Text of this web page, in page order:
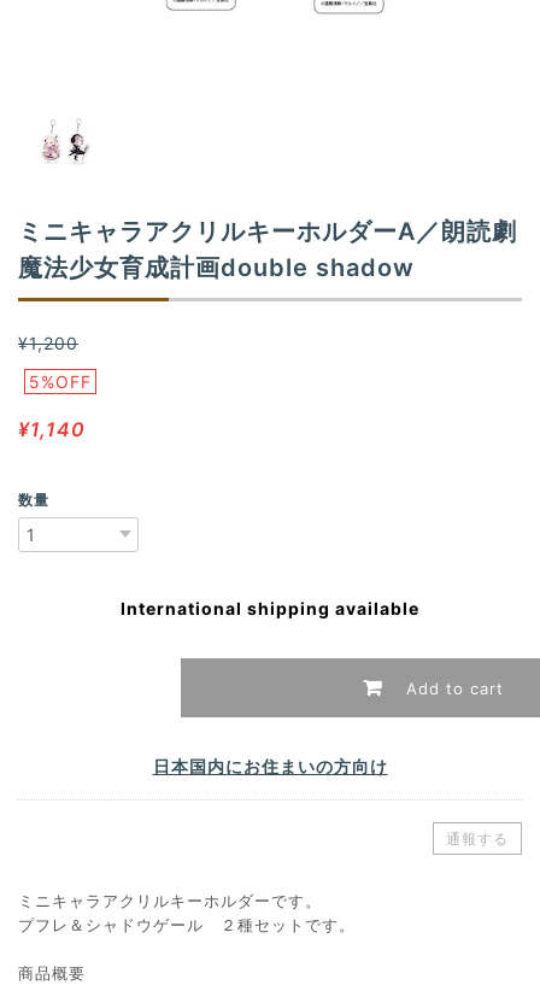
ミニキャラアクリルキーホルダーA／朗読劇
魔法少女育成計画double shadow
¥1,200
5%OFF
¥1,140
数量
International shipping available
Add to cart
日本国内にお住まいの方向け
通報する
ミニキャラアクリルキーホルダーです。
プフレ＆シャドウゲール ２種セットです。
商品概要